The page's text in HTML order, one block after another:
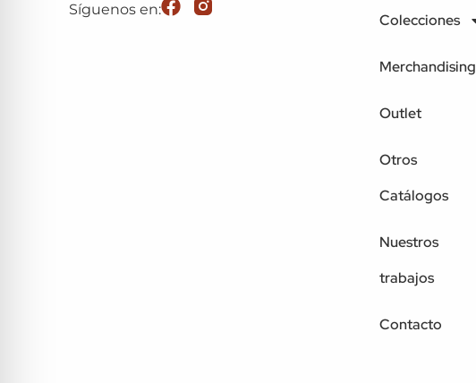
Síguenos en:
Colecciones
Merchandising
Outlet
Otros
Catálogos
Nuestros
trabajos
Contacto